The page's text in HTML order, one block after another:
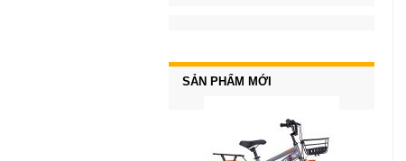
SẢN PHẨM MỚI